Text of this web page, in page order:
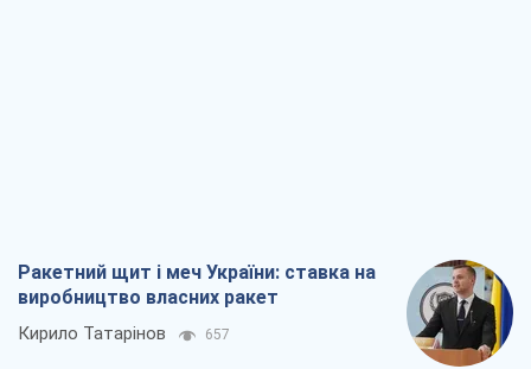
Ракетний щит і меч України: ставка на
виробництво власних ракет
Кирило Татарінов 657